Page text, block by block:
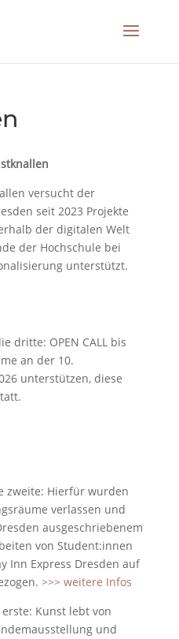
versucht der
seit 2023 Projekte
der digitalen Welt
der Hochschule bei
unterstützt.
dritte: OPEN CALL bis
an der 10.
unterstützen, diese
zweite: Hierfür wurden
verlassen und
ausgeschriebenem
von Student:innen
Inn Express Dresden auf
>>> weitere Infos
Kunst lebt von
und